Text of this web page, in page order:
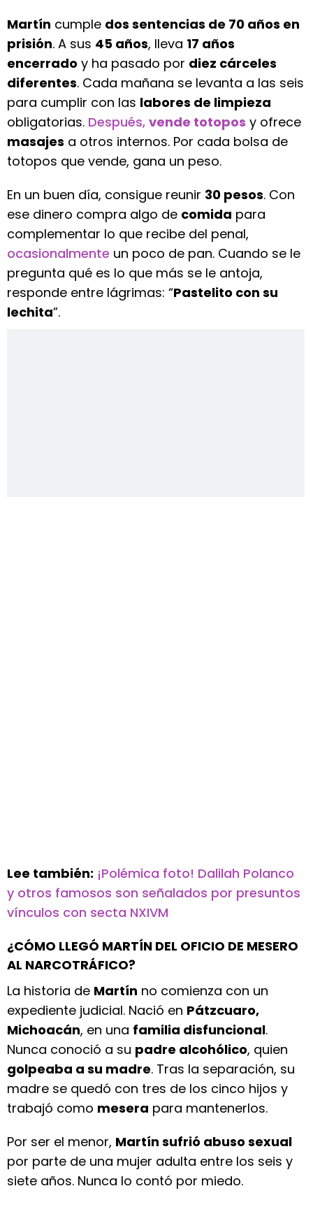
Martín cumple dos sentencias de 70 años en
prisión. A sus 45 años, lleva 17 años
encerrado y ha pasado por diez cárceles
diferentes. Cada mañana se levanta a las seis
para cumplir con las labores de limpieza
obligatorias. Después, vende totopos y ofrece
masajes a otros internos. Por cada bolsa de
totopos que vende, gana un peso.
En un buen día, consigue reunir 30 pesos. Con
ese dinero compra algo de comida para
complementar lo que recibe del penal,
ocasionalmente un poco de pan. Cuando se le
pregunta qué es lo que más se le antoja,
responde entre lágrimas: “Pastelito con su
lechita”.
Lee también: ¡Polémica foto! Dalilah Polanco
y otros famosos son señalados por presuntos
vínculos con secta NXIVM
¿CÓMO LLEGÓ MARTÍN DEL OFICIO DE MESERO
AL NARCOTRÁFICO?
La historia de Martín no comienza con un
expediente judicial. Nació en Pátzcuaro,
Michoacán, en una familia disfuncional.
Nunca conoció a su padre alcohólico, quien
golpeaba a su madre. Tras la separación, su
madre se quedó con tres de los cinco hijos y
trabajó como mesera para mantenerlos.
Por ser el menor, Martín sufrió abuso sexual
por parte de una mujer adulta entre los seis y
siete años. Nunca lo contó por miedo.